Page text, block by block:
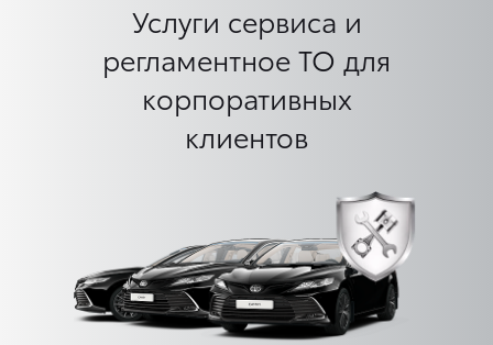
Услуги сервиса и
регламентное ТО для
корпоративных
клиентов